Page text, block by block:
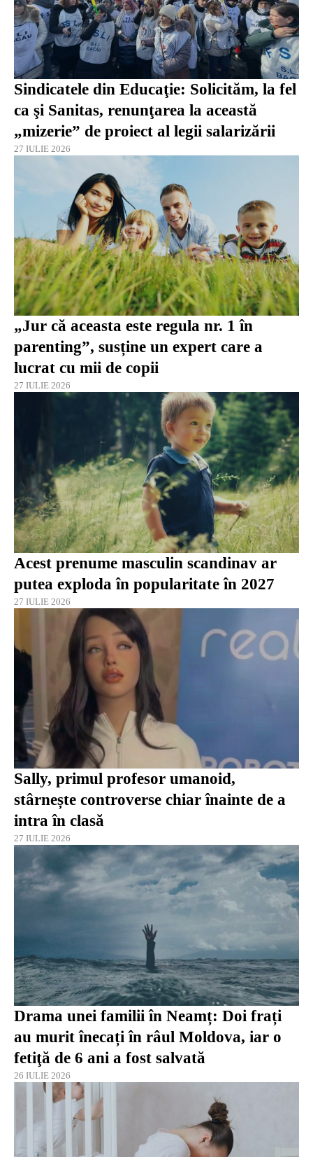
Sindicatele din Educaţie: Solicităm, la fel
ca şi Sanitas, renunţarea la această
„mizerie” de proiect al legii salarizării
27 IULIE 2026
„Jur că aceasta este regula nr. 1 în
parenting”, susține un expert care a
lucrat cu mii de copii
27 IULIE 2026
Acest prenume masculin scandinav ar
putea exploda în popularitate în 2027
27 IULIE 2026
Sally, primul profesor umanoid,
stârnește controverse chiar înainte de a
intra în clasă
27 IULIE 2026
Drama unei familii în Neamț: Doi frați
au murit înecați în râul Moldova, iar o
fetiţă de 6 ani a fost salvată
26 IULIE 2026